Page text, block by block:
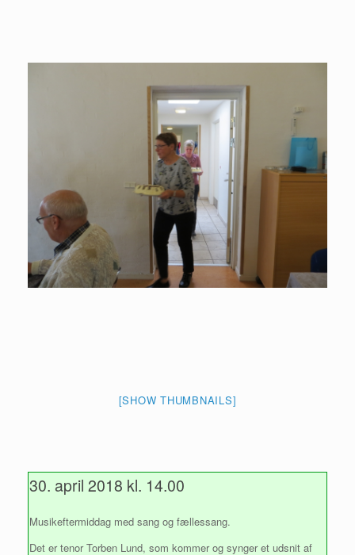
[SHOW THUMBNAILS]
30. april 2018 kl. 14.00
Musikeftermiddag med sang og fællessang.
Det er tenor Torben Lund, som kommer og synger et udsnit af